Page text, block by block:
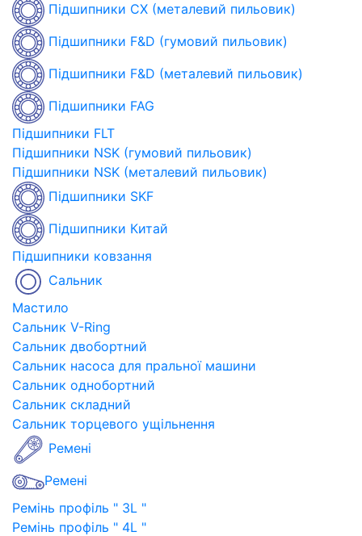
Підшипники CX (металевий пильовик)
Підшипники F&D (гумовий пильовик)
Підшипники F&D (металевий пильовик)
Підшипники FAG
Підшипники FLT
Підшипники NSK (гумовий пильовик)
Підшипники NSK (металевий пильовик)
Підшипники SKF
Підшипники Китай
Підшипники ковзання
Сальник
Мастило
Сальник V-Ring
Сальник двобортний
Сальник насоса для пральної машини
Сальник однобортний
Сальник складний
Сальник торцевого ущільнення
Ремені
Ремені
Ремінь профіль " 3L "
Ремінь профіль " 4L "